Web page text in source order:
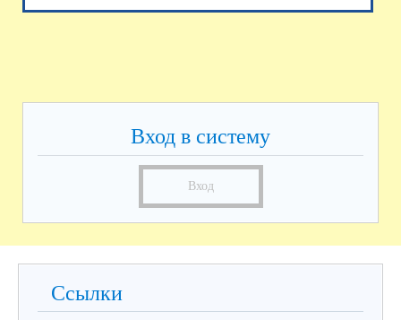
Вход в систему
Вход
Ссылки